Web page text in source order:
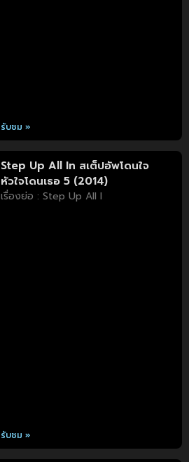
รับชม »
Step Up All In สเต็ปอัพโดนใจ
หัวใจโดนเธอ 5 (2014)
เรื่องย่อ : Step Up All I
รับชม »